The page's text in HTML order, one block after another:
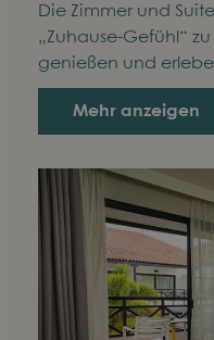
Die Zimmer und
„Zuhause-Gefühl“
genießen und
Mehr anzeigen